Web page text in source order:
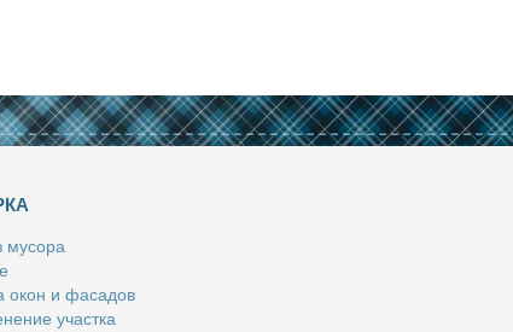
му­со­ра
окон и фа­са­дов
участ­ка